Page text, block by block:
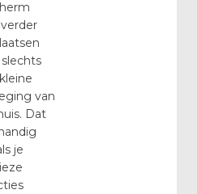
van
Dat
je